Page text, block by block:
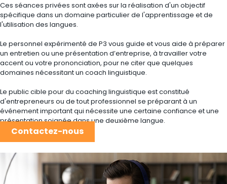
Ces séances privées sont axées sur la réalisation d'un objectif
spécifique dans un domaine particulier de l'apprentissage et de
l'utilisation des langues.
Le personnel expérimenté de P3 vous guide et vous aide à préparer
un entretien ou une présentation d’entreprise, à travailler votre
accent ou votre prononciation, pour ne citer que quelques
domaines nécessitant un coach linguistique.
Le public cible pour du coaching linguistique est constitué
d'entrepreneurs ou de tout professionnel se préparant à un
événement important qui nécessite une certaine confiance et une
présentation soignée dans une deuxième langue.
Contactez-nous